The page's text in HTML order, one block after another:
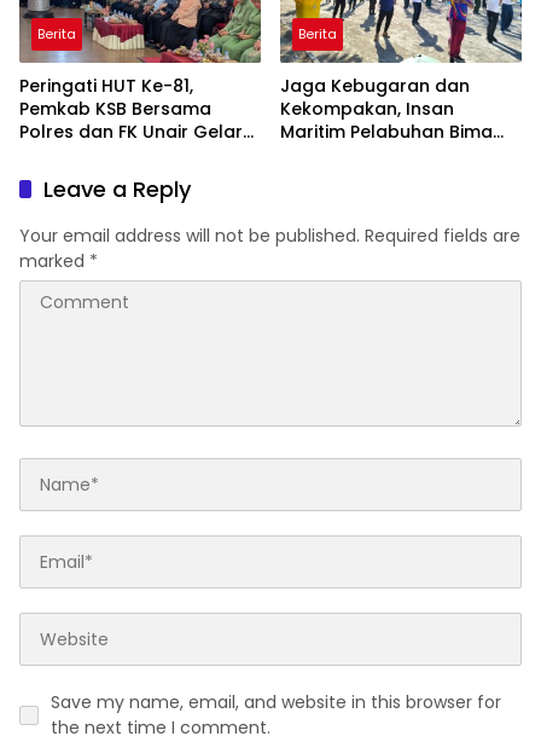
Berita
Peringati HUT Ke-81,
Pemkab KSB Bersama
Polres dan FK Unair Gelar
Hari Pertama Kehidupan”
Berita
Jaga Kebugaran dan
Kekompakan, Insan
Maritim Pelabuhan Bima
Leave a Reply
Your email address will not be published. Required fields are
marked *
Save my name, email, and website in this browser for
the next time I comment.